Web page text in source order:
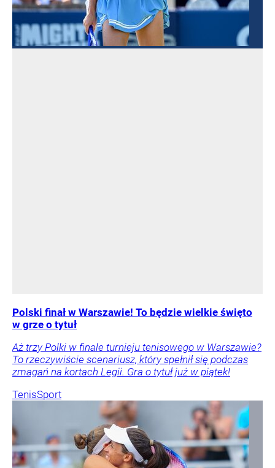
Polski finał w Warszawie! To będzie wielkie święto
w grze o tytuł
Aż trzy Polki w finale turnieju tenisowego w Warszawie?
To rzeczywiście scenariusz, który spełnił się podczas
zmagań na kortach Legii. Gra o tytuł już w piątek!
TenisSport